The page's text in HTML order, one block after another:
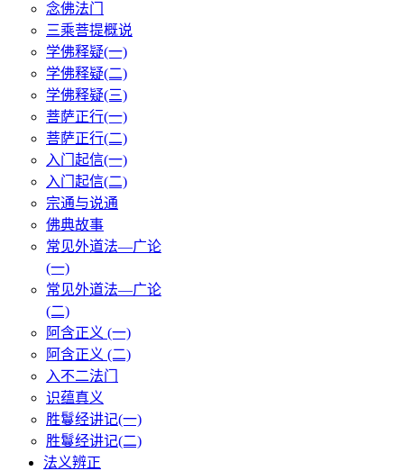
念佛法门
三乘菩提概说
学佛释疑(一)
学佛释疑(二)
学佛释疑(三)
菩萨正行(一)
菩萨正行(二)
入门起信(一)
入门起信(二)
宗通与说通
佛典故事
常见外道法—广论
(一)
常见外道法—广论
(二)
阿含正义 (一)
阿含正义 (二)
入不二法门
识蕴真义
胜鬘经讲记(一)
胜鬘经讲记(二)
法义辨正